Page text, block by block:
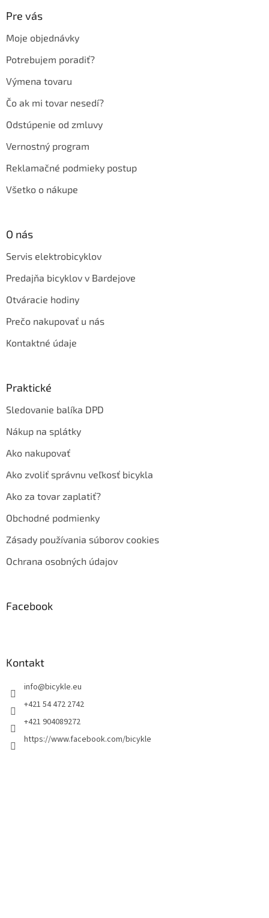
Pre vás
Moje objednávky
Potrebujem poradiť?
Výmena tovaru
Čo ak mi tovar nesedí?
Odstúpenie od zmluvy
Vernostný program
Reklamačné podmieky postup
Všetko o nákupe
O nás
Servis elektrobicyklov
Predajňa bicyklov v Bardejove
Otváracie hodiny
Prečo nakupovať u nás
Kontaktné údaje
Praktické
Sledovanie balíka DPD
Nákup na splátky
Ako nakupovať
Ako zvoliť správnu veľkosť bicykla
Ako za tovar zaplatiť?
Obchodné podmienky
Zásady používania súborov cookies
Ochrana osobných údajov
Facebook
Kontakt
info@bicykle.eu
+421 54 472 2742
+421 904089272
https://www.facebook.com/bicykle